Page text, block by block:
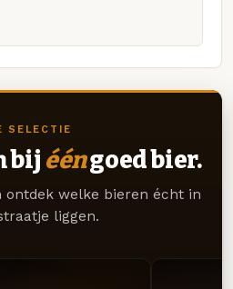
SELECTIE
bij ééngoed bier.
ontdek welke bieren écht in
liggen.